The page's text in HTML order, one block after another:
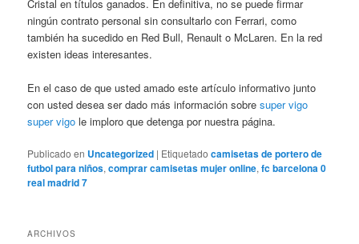
Cristal en títulos ganados. En definitiva, no se puede firmar
ningún contrato personal sin consultarlo con Ferrari, como
también ha sucedido en Red Bull, Renault o McLaren. En la red
existen ideas interesantes.
En el caso de que usted amado este artículo informativo junto
con usted desea ser dado más información sobresuper vigo
super vigo le imploro que detenga por nuestra página.
Publicado en Uncategorized | Etiquetado camisetas de portero de
futbol para niños,comprar camisetas mujer online,fc barcelona 0
real madrid 7
ARCHIVOS